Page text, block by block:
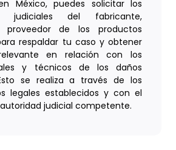
México, puedes solicitar los
judiciales del fabricante,
proveedor de los productos
respaldar tu caso y obtener
en relación con los
y técnicos de los daños
se realiza a través de los
legales establecidos y con el
judicial competente.